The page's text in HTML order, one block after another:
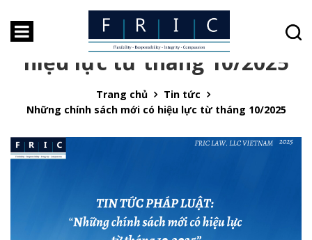
Những chính sách mới có
hiệu lực từ tháng 10/2025
Trang chủ
Tin tức
Những chính sách mới có hiệu lực từ tháng 10/2025